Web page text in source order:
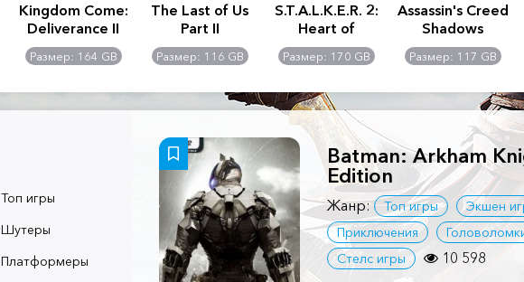
Kingdom Come:
Deliverance II
Размер: 164 GB
The Last of Us
Part II
Remastered
Размер: 116 GB
S.T.A.L.K.E.R. 2:
Heart of
Chernobyl -
Ultimate Edition
Размер: 170 GB
Assassin's Creed
Shadows
Размер: 117 GB
Топ игры
Шутеры
Платформеры
Batman: Arkham
Edition
Жанр: Топ игры Экшен
Приключения
Стелс игры
10 598